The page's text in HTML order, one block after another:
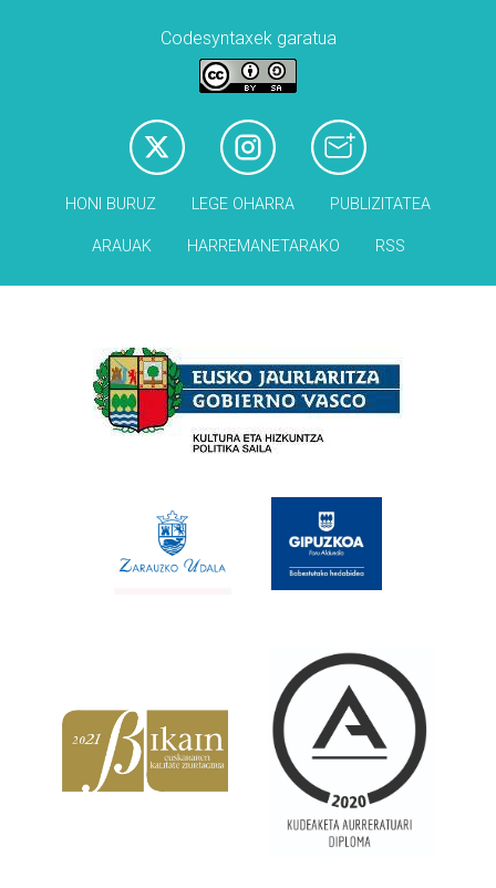
Codesyntaxek garatua
HONI BURUZ LEGE OHARRA PUBLIZITATEA
ARAUAK HARREMANETARAKO RSS